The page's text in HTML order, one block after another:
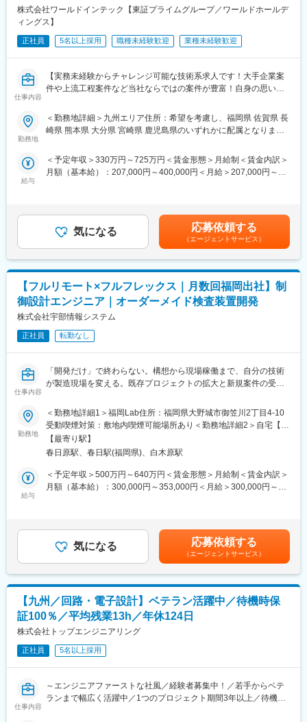
★資格取得支援充実★
対象資格80種類以上！入社前＆入社後に取得した資格に応じて手
当を上乗せ
っている当社において、電気・電子設計エンジニアとして、設計
（アナログ回路、デジタル回路、マイコン回路、無線回路、電源
評価等をお任せします。
基板設計、さらには高周波・精密電子回路の開発まで非常に多岐
にわたり専門性が要求されます。
供。高い技術力と信頼を必要とするプロジェクトを経験しキャリ
アを深化させることが可能です。
■実際に働かれている方の声：
自分の理想のキャリアに並走してくれる体制が整っている点が、
最大の魅力だと感じています。
気軽に相談ができる環境が整っており、自身の理想から逆算した
派遣先の
紹介や、技術取得に関するアドバイスを受けることも可能です。
■卒業制度：
磨き、配属先企業に転職され、ご活躍されている方の事例が多数
ございます。
変更の範囲：会社の定める業務
株式会社ワールドインテック【東証プライムグループ／ワールドホールデ
ィングス】
正社員 5名以上採用 職種未経験歓迎 業種未経験歓迎
仕事内容
【実務未経験からチャレンジ可能な技術系求人です！大手企業案
件や上流工程案件など当社ならではの案件が豊富！自身の思い描
しております！】
析・評価・実験に関する業務を担当します。将来的には、設計・
制御といった上流からも関われます。
就業規則や評価制度の説明、働く上で必要なビジネスマナーも学
ぶことができます。
（2）配属先での就業スタート
（3）入社3年目～キャリアUP支援制度
※面談を行い、ご本人の強みを更に強化し弱みを補うための技術研
修を受講。
ベテラン技術者の指導やe-learningも充実しています。
ご希望を最大限加味してキャリアUPや給与UPのサポートをいた
します。
年以上を有している技術面のスペシャリスト「シニアエキスパー
ト」、クライアントとやり取りをしている「営業担当」がエンジ
◇配属された後、ご不安なことや技術面での相談、今後のキャリ
アに関して柔軟に話ができる環境を整えています。
【会社、仕事の魅力】
◇同社のワークスタイルは、あなたのキャリア形成をともに考
え、自分にあった分野・勤務地で働けるというワークスタイルで
す。
方、エンジニアから管理職を目指す方、様々な方が活躍できるフ
ィールドを用意しています。
勤務地
＜勤務地詳細＞九州エリア住所：希望を考慮し、福岡県 佐賀県 長
崎県 熊本県 大分県 宮崎県 鹿児島県のいずれかに配属となりま
給与
＜予定年収＞330万円～725万円＜賃金形態＞月給制＜賃金内訳＞
月額（基本給）：207,000円～400,000円＜月給＞207,000円～
月給40万円＋残業＋賞与・860万円／48歳／ゼネラルマネージャ
ー：月給62万円＋残業＋賞与賃金はあくまでも目安の金額であ
り、選考を通じて上下する可能性があります。月給(月額)は固定手
当を含めた表記です。
気になる 応募依頼する
（エージェントサービス）
【フルリモート×フルフレックス｜月数回福岡出社】制
御設計エンジニア｜オーダーメイド検査装置開発
株式会社宇部情報システム
正社員 転勤なし
仕事内容
「開発だけ」で終わらない。構想から現場稼働まで、自分の技術
が製造現場を変える。既存プロジェクトの拡大と新規案件の受注
基本的にはリモート勤務可ですが、結合テストや装置立ち上げの
際は福岡Lab（福岡県大野城市）に1～2週間の出勤をお願いする
こともございます。
◎自宅中心にリモートワークを取り入れながら最先端の設計に携
わりたい
◎自分が設計した機械が実際に動く瞬間を見届けたい
「装置を確実に動かす」ための設計・開発・評価・導入まで担当
発する検査装置や搬送装置。自動化・省人化ニーズが高まる中、
より高品質かつスピーディーな開発体制を構築するため、制御設
計の経験をお持ちの方をお迎えしたいと考えています。
検査装置や搬送装置の制御設計エンジニアとして、構想から立上
げまで一貫して携わっていただきます。
【具体的な業務内容】
・検査装置・搬送装置の制御設計
・電気回路設計（電気CAD）
・PLCを用いた制御プログラム開発
・装置動作テストおよび評価
・お客様先での装置立上げ・調整
・導入後の装置改造・改善提案
勤務地
＜勤務地詳細1＞福岡Lab住所：福岡県大野城市御笠川2丁目4-10
受動喫煙対策：敷地内喫煙可能場所あり＜勤務地詳細2＞自宅【フ
ルリモート】住所：福岡県近郊 受動喫煙対策：屋内全面禁煙変更
の範囲：会社の定める事業所
【最寄り駅】
春日原駅、春日駅(福岡県)、白木原駅
給与
＜予定年収＞500万円～640万円＜賃金形態＞月給制＜賃金内訳＞
月額（基本給）：300,000円～353,000円＜月給＞300,000円～
業手当は含みません※その他手当：子ども手当、早出残業手当、休
日勤務手当、公的資格取得一時金賃金はあくまでも目安の金額で
あり、選考を通じて上下する可能性があります。月給(月額)は固定
手当を含めた表記です。
気になる 応募依頼する
（エージェントサービス）
【九州／回路・電子設計】ベテラン活躍中／待機時保
証100％／平均残業13h／年休124日
株式会社トップエンジニアリング
正社員 5名以上採用
仕事内容
～エンジニアファーストな社風／経験者募集中！／若手からベテ
ランまで幅広く活躍中／1つのプロジェクト期間3年以上／待機時